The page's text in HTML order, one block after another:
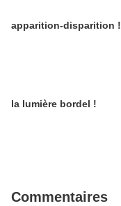
apparition-disparition !
la lumière bordel !
Commentaires